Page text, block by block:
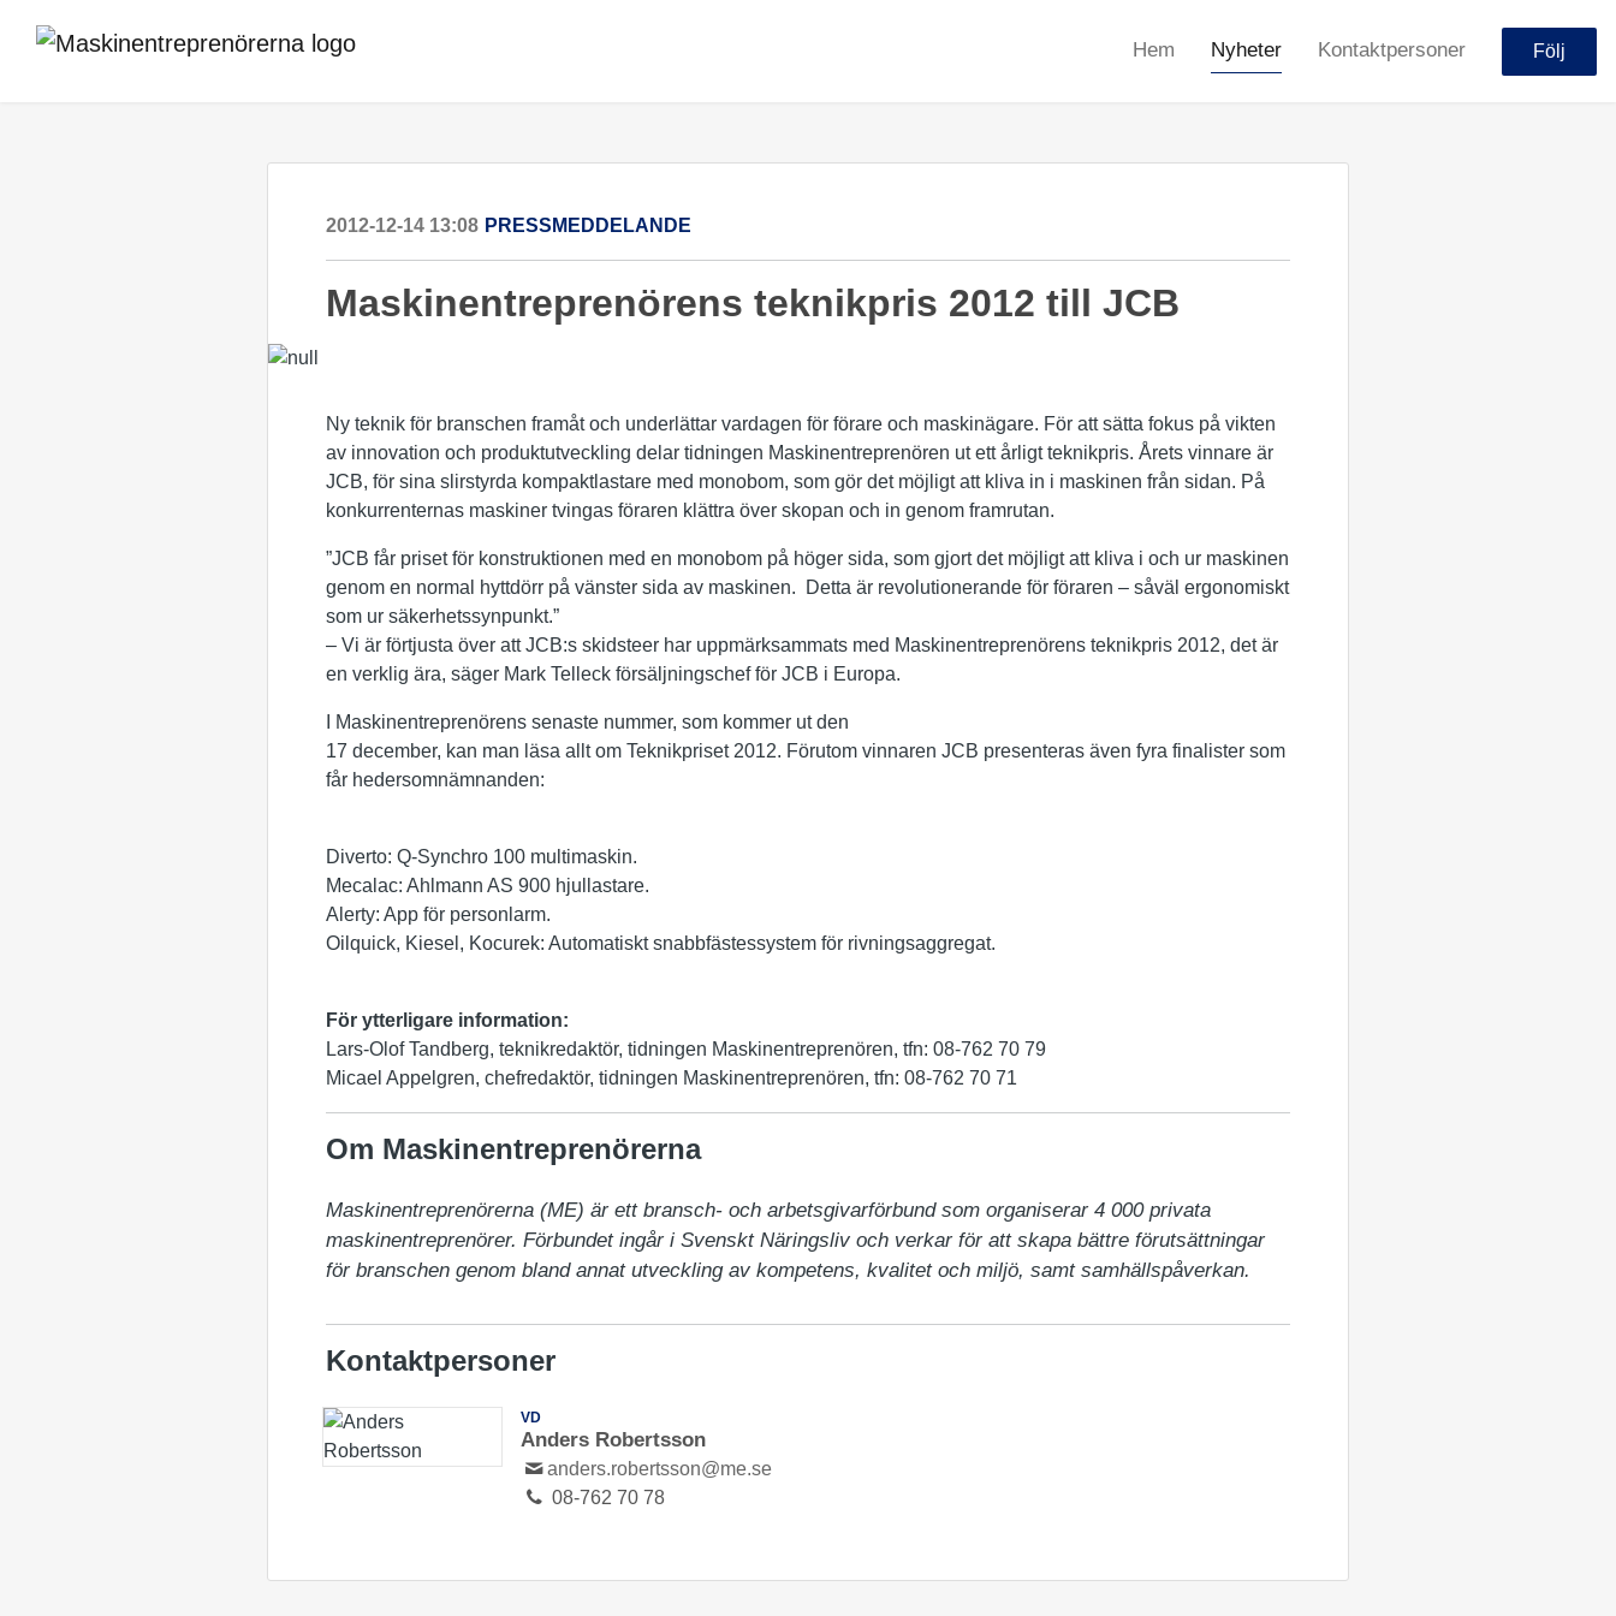
Hem Nyheter Kontaktpersoner Följ
2012-12-14 13:08 PRESSMEDDELANDE
Maskinentreprenörens teknikpris 2012 till JCB
Ny teknik för branschen framåt och underlättar vardagen för förare och maskinägare. För att sätta fokus på vikten
av innovation och produktutveckling delar tidningen Maskinentreprenören ut ett årligt teknikpris. Årets vinnare är
JCB, för sina slirstyrda kompaktlastare med monobom, som gör det möjligt att kliva in i maskinen från sidan. På
konkurrenternas maskiner tvingas föraren klättra över skopan och in genom framrutan.
”JCB får priset för konstruktionen med en monobom på höger sida, som gjort det möjligt att kliva i och ur maskinen
genom en normal hyttdörr på vänster sida av maskinen. Detta är revolutionerande för föraren – såväl ergonomiskt
som ur säkerhetssynpunkt.”
– Vi är förtjusta över att JCB:s skidsteer har uppmärksammats med Maskinentreprenörens teknikpris 2012, det är
en verklig ära, säger Mark Telleck försäljningschef för JCB i Europa.
I Maskinentreprenörens senaste nummer, som kommer ut den
17 december, kan man läsa allt om Teknikpriset 2012. Förutom vinnaren JCB presenteras även fyra finalister som
får hedersomnämnanden:
Diverto: Q-Synchro 100 multimaskin.
Mecalac: Ahlmann AS 900 hjullastare.
Alerty: App för personlarm.
Oilquick, Kiesel, Kocurek: Automatiskt snabbfästessystem för rivningsaggregat.
För ytterligare information:
Lars-Olof Tandberg, teknikredaktör, tidningen Maskinentreprenören, tfn: 08-762 70 79
Micael Appelgren, chefredaktör, tidningen Maskinentreprenören, tfn: 08-762 70 71
Om Maskinentreprenörerna
Maskinentreprenörerna (ME) är ett bransch- och arbetsgivarförbund som organiserar 4 000 privata
maskinentreprenörer. Förbundet ingår i Svenskt Näringsliv och verkar för att skapa bättre förutsättningar
för branschen genom bland annat utveckling av kompetens, kvalitet och miljö, samt samhällspåverkan.
Kontaktpersoner
VD
Anders Robertsson
anders.robertsson@me.se
08-762 70 78